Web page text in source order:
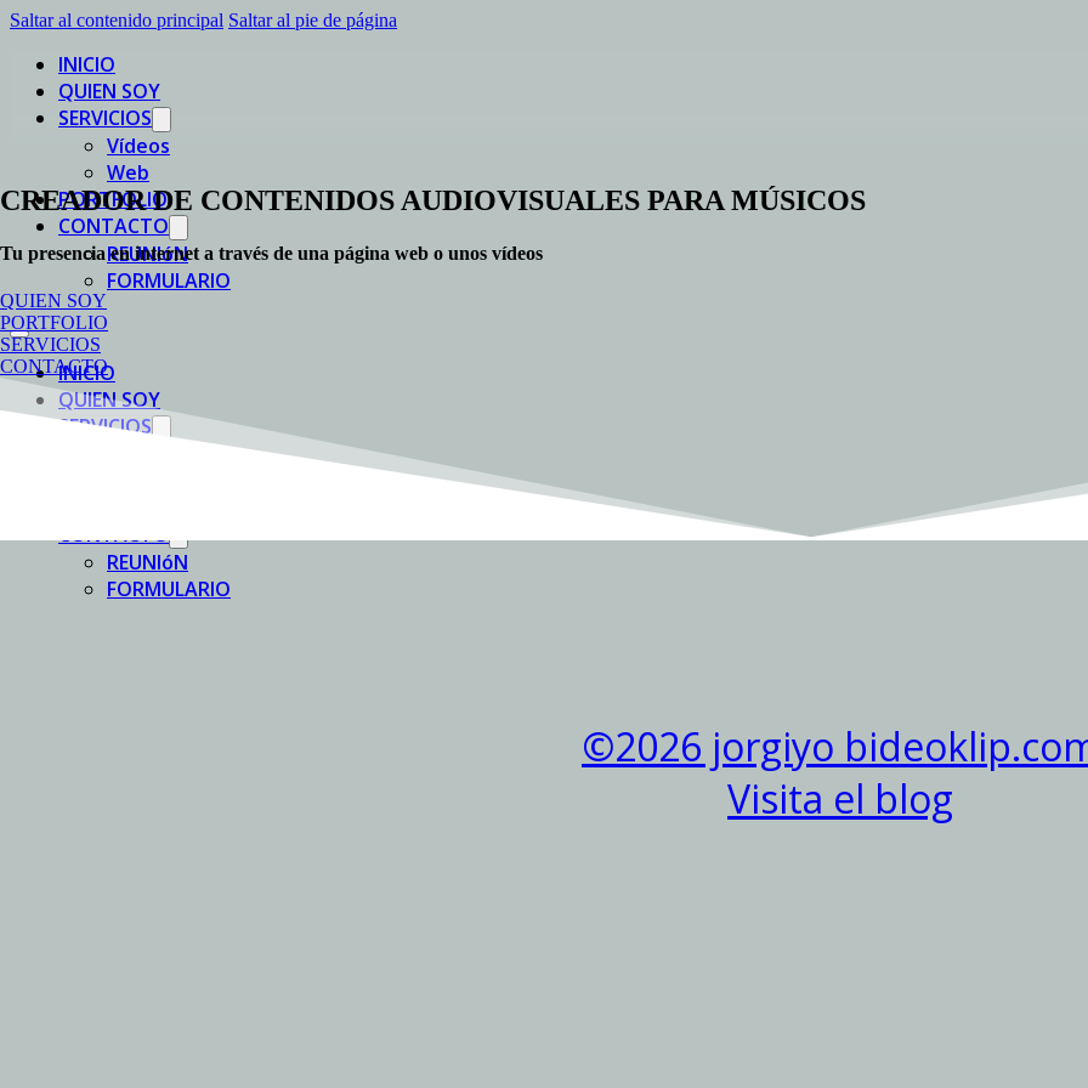
Saltar al contenido principal Saltar al pie de página
INICIO
QUIEN SOY
SERVICIOS
Vídeos
Web
PORTFOLIO
CONTACTO
REUNIóN
FORMULARIO
INICIO
QUIEN SOY
SERVICIOS
CONTACTO
REUNIóN
FORMULARIO
CREADOR DE CONTENIDOS AUDIOVISUALES PARA MÚSICOS
Tu presencia en internet a través de una página web o unos vídeos
QUIEN SOY
PORTFOLIO
SERVICIOS
CONTACTO
©2026 jorgiyo
Visita el blog